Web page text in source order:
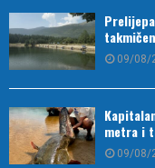
09/08/
metra i
09/08/